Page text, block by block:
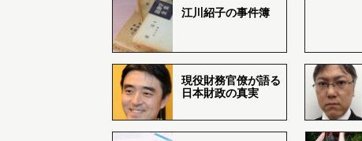
江川紹子の事件簿
現役財務官僚が語る
日本財政の真実